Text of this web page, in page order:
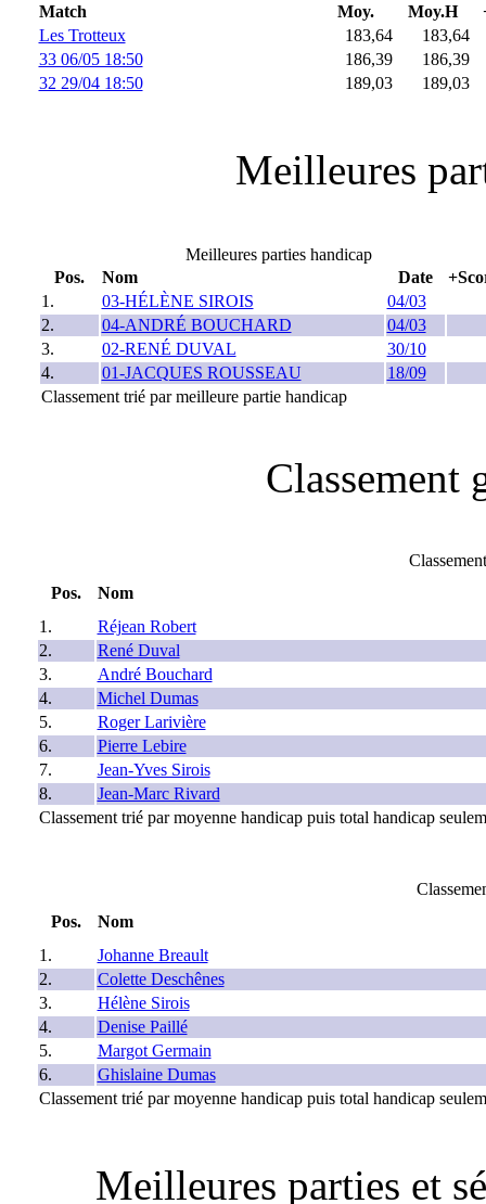
Match Moy. Moy.H
Les Trotteux
183,64
183,64
33 06/05 18:50
186,39
186,39
32 29/04 18:50
189,03 189,03
Meilleures
Meilleures parties handicap
Pos.
Nom Date
1.
03-HÉLÈNE SIROIS
04/03
2.
04-ANDRÉ BOUCHARD
04/03
3.
02-RENÉ DUVAL
30/10
4.
01-JACQUES ROUSSEAU
18/09
Classement trié par meilleure partie handicap
Classement
Pos.
Nom
1.
Réjean Robert
2.
René Duval
3.
André Bouchard
4.
Michel Dumas
5.
Roger Larivière
6.
Pierre Lebire
7.
Jean-Yves Sirois
8.
Jean-Marc Rivard
Classement trié par moyenne handicap puis total handicap
Pos.
Nom
1.
Johanne Breault
2.
Colette Deschênes
3.
Hélène Sirois
4.
Denise Paillé
5.
Margot Germain
6.
Ghislaine Dumas
Classement trié par moyenne handicap puis total handicap
Meilleures parties et